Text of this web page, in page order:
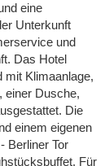
eine
Unterkunft
und
Das Hotel
mit Klimaanlage,
einer Dusche,
Die
einem eigenen
Berliner Tor
Für